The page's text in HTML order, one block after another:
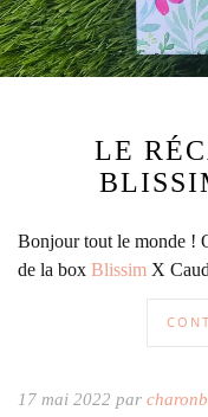
LE
Bonjour tout le monde !
de la box Blissim X
17 mai 2022 par